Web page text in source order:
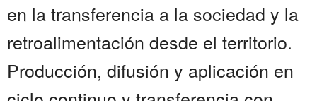
en la transferencia a la sociedad y la
retroalimentación desde el territorio.
Producción, difusión y aplicación en